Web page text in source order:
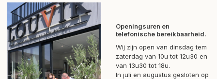
Openingsuren en
telefonische bereikbaarheid.
Wij zijn open van dinsdag tem
zaterdag van 10u tot 12u30 en
van 13u30 tot 18u.
In juli en augustus gesloten op